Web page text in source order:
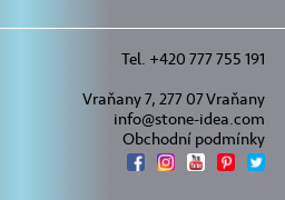
Tel. +420 777 755 191
Vraňany 7, 277 07 Vraňany
info@stone-idea.com
Obchodní podmínky